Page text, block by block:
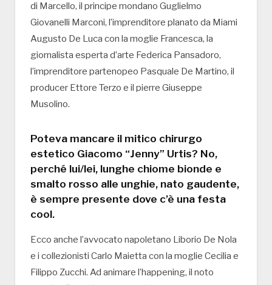
di Marcello, il principe mondano Guglielmo
Giovanelli Marconi, l’imprenditore planato da Miami
Augusto De Luca con la moglie Francesca, la
giornalista esperta d’arte Federica Pansadoro,
l’imprenditore partenopeo Pasquale De Martino, il
producer Ettore Terzo e il pierre Giuseppe
Musolino.
Poteva mancare il mitico chirurgo
estetico Giacomo “Jenny” Urtis? No,
perché lui/lei, lunghe chiome bionde e
smalto rosso alle unghie, nato gaudente,
è sempre presente dove c’è una festa
cool.
Ecco anche l’avvocato napoletano Liborio De Nola
e i collezionisti Carlo Maietta con la moglie Cecilia e
Filippo Zucchi. Ad animare l’happening, il noto